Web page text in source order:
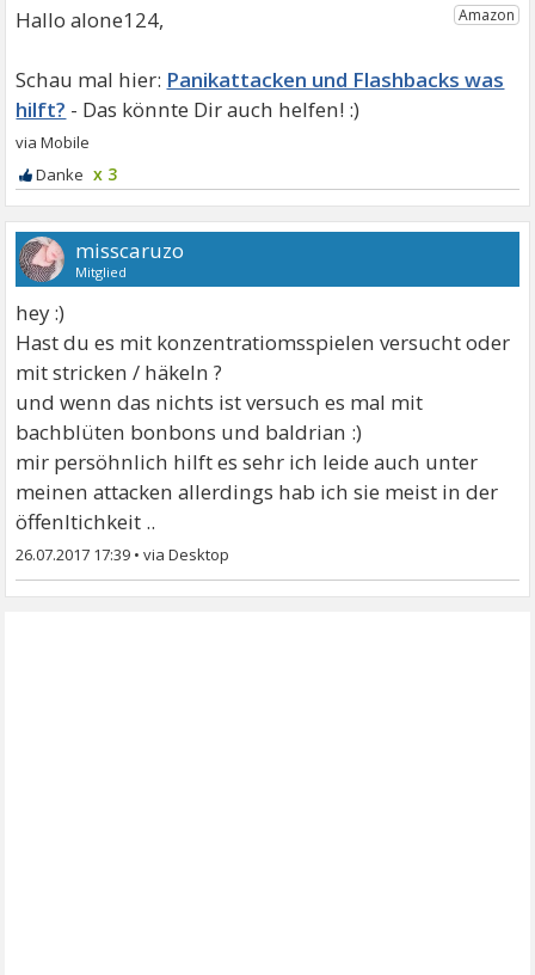
Hallo alone124,
Panikattacken und Flashbacks was
hilft?
x 3
misscaruzo
Mitglied
hey :)
Hast du es mit konzentratiomsspielen versucht oder
mit stricken / häkeln ?
und wenn das nichts ist versuch es mal mit
bachblüten bonbons und baldrian :)
mir persöhnlich hilft es sehr ich leide auch unter
meinen attacken allerdings hab ich sie meist in der
öffenltichkeit ..
26.07.2017 17:39 •